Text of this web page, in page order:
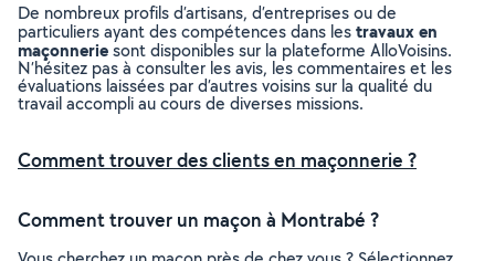
De nombreux profils d’artisans, d’entreprises ou de
particuliers ayant des compétences dans lestravaux en
maçonneriesont disponibles sur la plateforme AlloVoisins.
N’hésitez pas à consulter les avis, les commentaires et les
évaluations laissées par d’autres voisins sur la qualité du
travail accompli au cours de diverses missions.
Comment trouver des clients en maçonnerie ?
Comment trouver un maçon à Montrabé ?